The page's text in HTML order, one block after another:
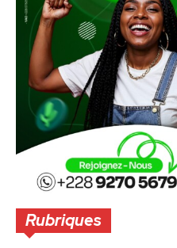
Rubriques